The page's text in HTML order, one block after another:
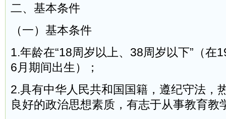
二、基本条件
（一）基本条件
1.年龄在“18周岁以上、38周岁以下”（在
6月期间出生）；
2.具有中华人民共和国国籍，遵纪守法，
良好的政治思想素质，有志于从事教育教